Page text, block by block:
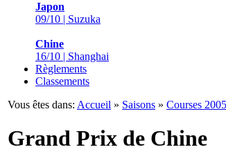
Japon
09/10 | Suzuka
Chine
16/10 | Shanghai
Règlements
Classements
Vous êtes dans: Accueil » Saisons » Courses 2005
Grand Prix de Chine